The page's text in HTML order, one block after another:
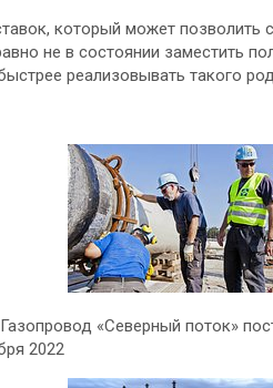
который может позволить
не в состоянии заместить
реализовывать такого
«Северный поток»
2022